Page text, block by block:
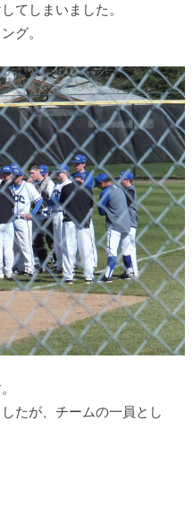
てしまいました。
グ。
たが、チームの一員とし